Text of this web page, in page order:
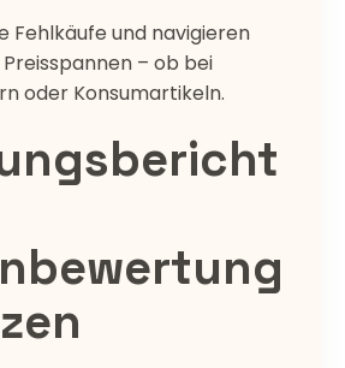
Fehlkäufe und navigieren
– ob bei
oder Konsumartikeln.